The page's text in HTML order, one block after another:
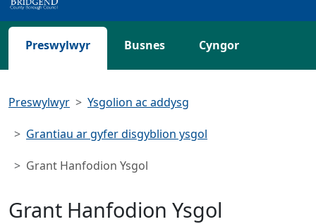
Preswylwyr Busnes Cyngor
Preswylwyr Ysgolion ac addysg
Grantiau ar gyfer disgyblion ysgol
Grant Hanfodion Ysgol
Grant Hanfodion Ysgol